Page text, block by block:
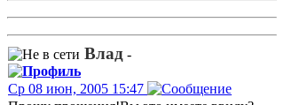
Влад -
Ср 08 июн, 2005 15:47